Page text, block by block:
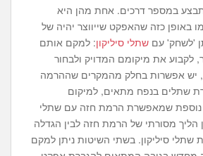
במספר דרכים. אחת מהן היא
באופן כזה שהאפקט שייווצר יהיה של
'לשחק' עם שתלי סיליקון: למקם אותם
לקבוע את מיקומם המדויק ולבחור
יש אפשרות בחלק מהמקרים שההרמה
שתלים בנפח מתאים, למיקום
שמאפשרת הרמת חזה עם שתלי
הליך מסורתי של הרמת חזה לבין הגדלה
שתלי סיליקון. בשתי השיטות ניתן למקם